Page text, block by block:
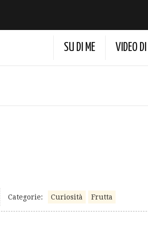
SU DI ME VIDEO
Categorie: Curiosità Frutta